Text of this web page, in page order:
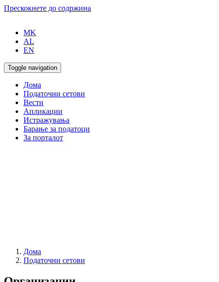
Прескокнете до содржина
MK
AL
EN
Toggle navigation
Дома
Податочни сетови
Вести
Апликации
Истражувања
Барање за податоци
За порталот
Дома
Податочни сетови